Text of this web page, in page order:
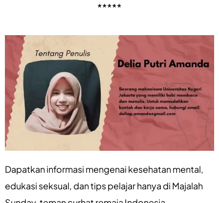
*****
Dapatkan informasi mengenai kesehatan mental,
edukasi seksual, dantips pelajarhanya di Majalah